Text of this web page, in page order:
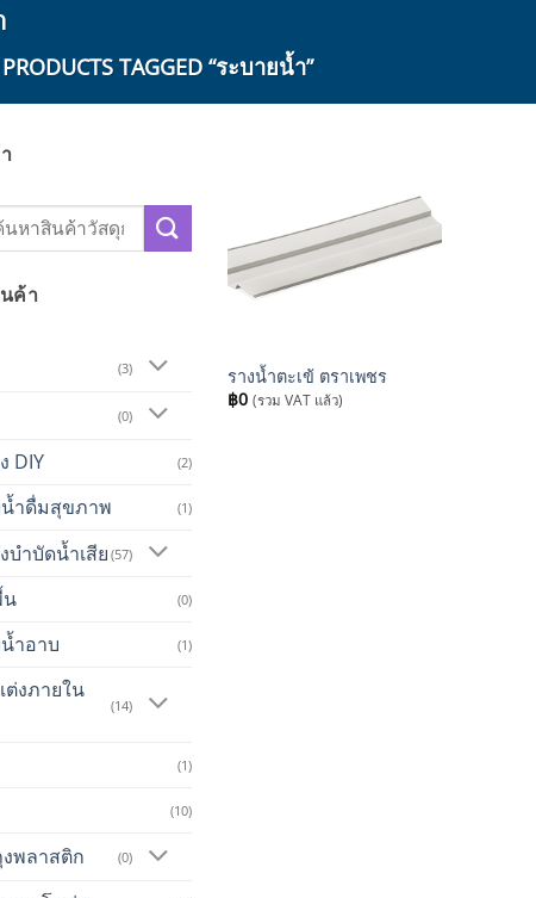
PRODUCTS TAGGED “ระบายน้ำ”
ค้า
(3)
(0)
DIY (2)
น้ำดื่มสุขภาพ (1)
บำบัดน้ำเสีย (57)
น (0)
ำอาบ (1)
งภายใน
(14)
(1)
(10)
งพลาสติก (0)
รางน้ำตะเข้ ตราเพชร
฿0 (รวม VAT แล้ว)